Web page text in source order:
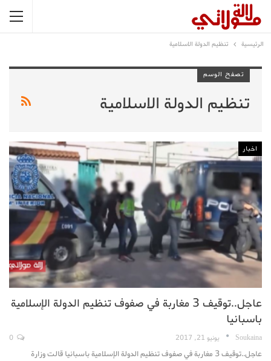
الرئيسية تنظيم الدولة الاسلامية
تصفح الوسم
تنظيم الدولة الاسلامية
اخبار
عاجل..توقيف 3 مغاربة في صفوف تنظيم الدولة الإسلامية
باسبانيا
Soukaina يونيو 21, 2017
عاجل..توقيف 3 مغاربة في صفوف تنظيم الدولة الإسلامية باسبانيا قالت وزارة